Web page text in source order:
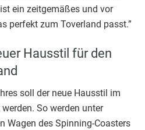
ein zeitgemäßes und vor
perfekt zum Toverland passt.”
Hausstil für den
soll der neue Hausstil im
So werden unter
Wagen des Spinning-Coasters